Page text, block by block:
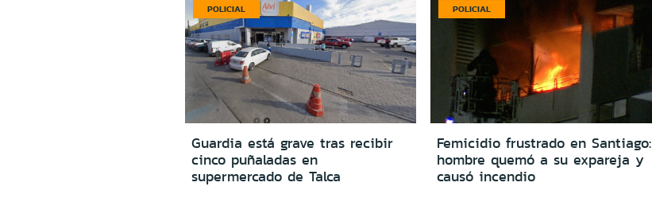
POLICIAL
Guardia está grave tras recibir
cinco puñaladas en
supermercado de Talca
POLICIAL
Femicidio frustrado en Santiago:
hombre quemó a su expareja y
causó incendio